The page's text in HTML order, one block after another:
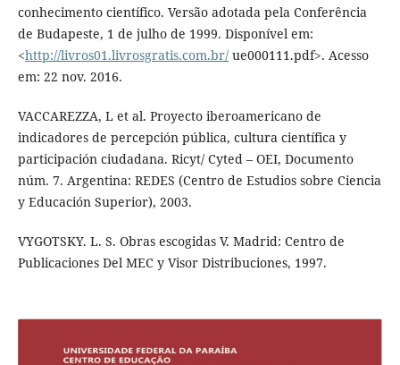
conhecimento científico. Versão adotada pela Conferência
de Budapeste, 1 de julho de 1999. Disponível em:
<http://livros01.livrosgratis.com.br/ue000111.pdf>. Acesso
em: 22 nov. 2016.
VACCAREZZA, L et al. Proyecto iberoamericano de
indicadores de percepción pública, cultura científica y
participación ciudadana. Ricyt/ Cyted – OEI, Documento
núm. 7. Argentina: REDES (Centro de Estudios sobre Ciencia
y Educación Superior), 2003.
VYGOTSKY. L. S. Obras escogidas V. Madrid: Centro de
Publicaciones Del MEC y Visor Distribuciones, 1997.